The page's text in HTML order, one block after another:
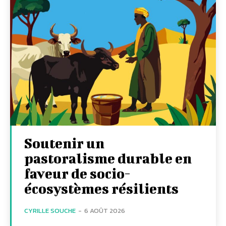
Soutenir un
pastoralisme durable en
faveur de socio-
écosystèmes résilients
CYRILLE SOUCHE - 6 AOÛT 2026